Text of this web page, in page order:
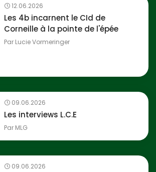
12.06.2026
Les 4b incarnent le CId de
Corneille à la pointe de l'épée
Par Lucie Vormeringer
09.06.2026
Les interviews L.C.E
Par MLG
09.06.2026